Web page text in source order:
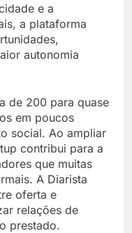
e a
a plataforma
autonomia
de 200 para quase
em poucos
social. Ao ampliar
contribui para a
que muitas
A Diarista
oferta e
relações de
prestado.